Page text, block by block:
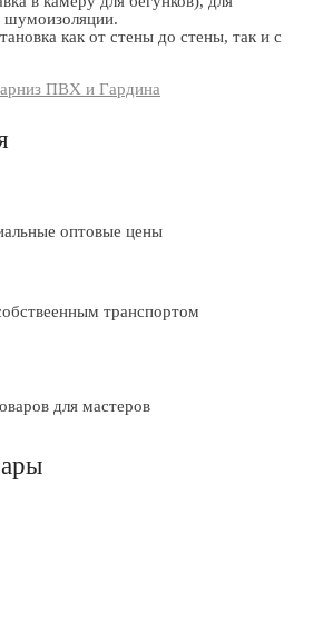
шумоизоляции.
как от стены до стены, так и с
ПВХ и Гардина
оптовые цены
транспортом
для мастеров